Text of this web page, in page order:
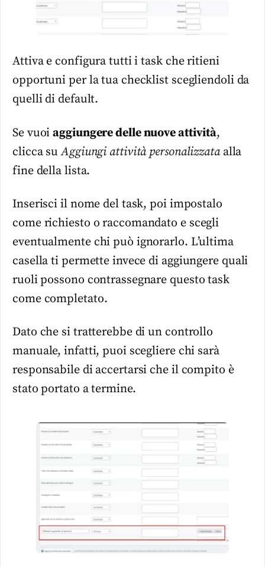
Attiva e configura tutti i task che ritieni
opportuni per la tua checklist scegliendoli da
quelli di default.
Se vuoiaggiungere delle nuove attività,
clicca suAggiungi attività personalizzata alla
fine della lista.
Inserisci il nome del task, poi impostalo
come richiesto o raccomandato e scegli
eventualmente chi può ignorarlo. L’ultima
casella ti permette invece di aggiungere quali
ruoli possono contrassegnare questo task
come completato.
Dato che si tratterebbe di un controllo
manuale, infatti, puoi scegliere chi sarà
responsabile di accertarsi che il compito è
stato portato a termine.